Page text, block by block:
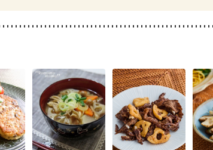
妊婦健診・血圧が気になる（初期）